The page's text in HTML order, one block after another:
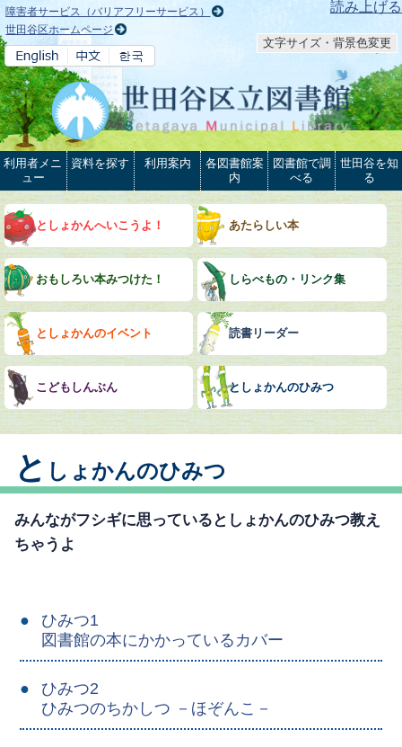
本文へ 読み上げる
障害者サービス（バリアフリーサービス）
世田谷区ホームページ
文字サイズ・背景色変更
利用者メニ
ュー
資料を探す 利用案内
各図書館案
内
図書館で調
べる
世田谷を知
る
と しょかんのひみつ
みんながフシギに思っているとしょかんのひみつ教え
ちゃうよ
ひみつ1
図書館の本にかかっているカバー
ひみつ2
ひみつのちかしつ －ほぞんこ－
としょかんへいこうよ！ あたらしい本
おもしろい本みつけた！ しらべもの・リンク集
としょかんのイベント 読書リーダー
こどもしんぶん としょかんのひみつ